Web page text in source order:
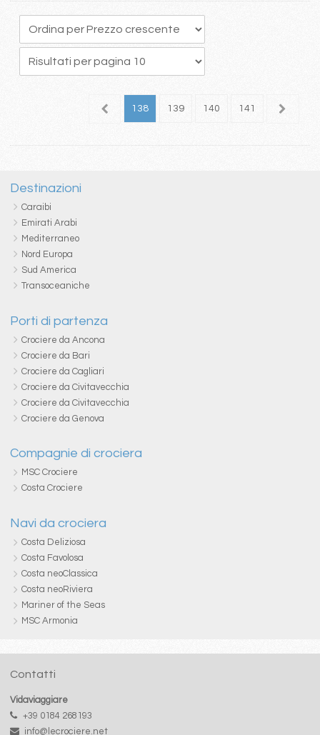
137 138 139 140 141 142
Destinazioni
Caraibi
Emirati Arabi
Mediterraneo
Nord Europa
Sud America
Transoceaniche
Porti di partenza
Crociere da Ancona
Crociere da Bari
Crociere da Cagliari
Crociere da Civitavecchia
Crociere da Civitavecchia
Crociere da Genova
Compagnie di crociera
MSC Crociere
Costa Crociere
Navi da crociera
Costa Deliziosa
Costa Favolosa
Costa neoClassica
Costa neoRiviera
Mariner of the Seas
MSC Armonia
Contatti
Vidaviaggiare
+39 0184 268193
info@lecrociere.net